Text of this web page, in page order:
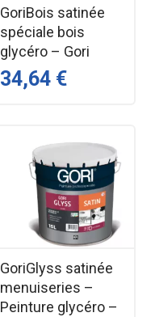
GoriBois satinée
spéciale bois
glycéro – Gori
34,64 €
GoriGlyss satinée
menuiseries –
Peinture glycéro –